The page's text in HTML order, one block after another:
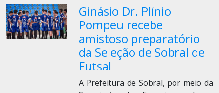
Ginásio Dr. Plínio
Pompeu recebe
amistoso preparatório
da Seleção de Sobral de
Futsal
A Prefeitura de Sobral, por meio da